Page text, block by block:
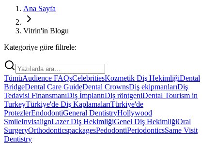
Ana Sayfa
Vitrin'in Blogu
Kategoriye göre filtrele:
TümüAudience FAQsCelebritiesKozmetik Diş HekimliğiDental
BridgeDental Care GuideDental CrownsDiş ekipmanlarıDiş
Tedavisi FinansmanıDiş İmplantıDiş röntgeniDental Tourism in
TurkeyTürkiye'de Diş KaplamalarıTürkiye'de
ProtezlerEndodontiGeneral DentistryHollywood
SmileInvisalignLazer Diş HekimliğiGenel Diş HekimliğiOral
SurgeryOrthodonticspackagesPedodontiPeriodonticsSame Visit
Dentistry